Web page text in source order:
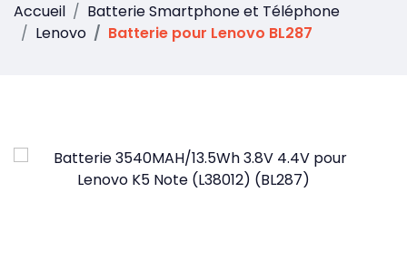
Accueil
Batterie Smartphone et Téléphone
Lenovo
Batterie pour Lenovo BL287